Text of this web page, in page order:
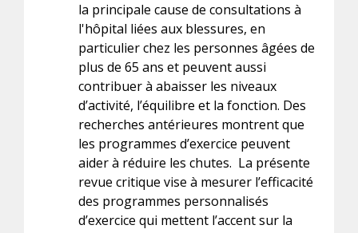
la principale cause de consultations à
l'hôpital liées aux blessures, en
particulier chez les personnes âgées de
plus de 65 ans et peuvent aussi
contribuer à abaisser les niveaux
d’activité, l’équilibre et la fonction. Des
recherches antérieures montrent que
les programmes d’exercice peuvent
aider à réduire les chutes. La présente
revue critique vise à mesurer l’efficacité
des programmes personnalisés
d’exercice qui mettent l’accent sur la